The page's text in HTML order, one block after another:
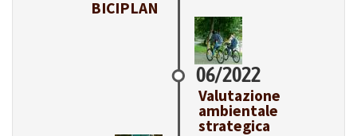
BICIPLAN
06/2022
Valutazione
ambientale
strategica